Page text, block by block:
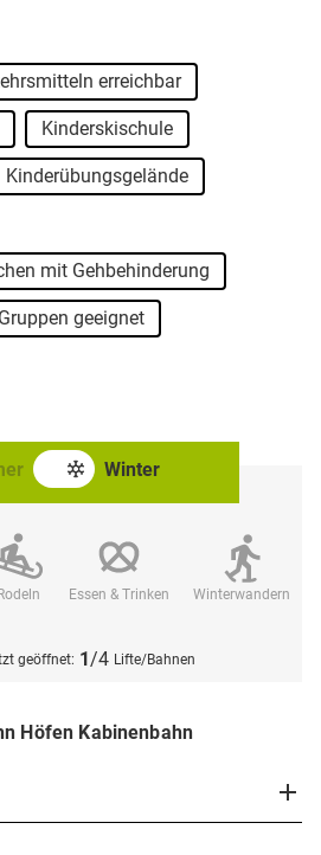
„Cilli Hütte“ oberhalb der
Gäste die echte Hüttengaudi,
alpinem Lifestyle in urigem
dienstags ab 17 Uhr der
bis 22 Uhr statt.
erreichbar
Kinderskischule
Kinderübungsgelände
mit Gehbehinderung
geeignet
Winter
Rodeln Essen & Trinken Winterwandern
geöffnet: 1/4 Lifte/Bahnen
Höfen Kabinenbahn